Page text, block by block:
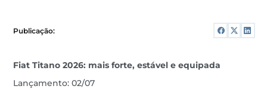
Publicação:
Fiat Titano 2026: mais forte, estável e equipada
Lançamento: 02/07